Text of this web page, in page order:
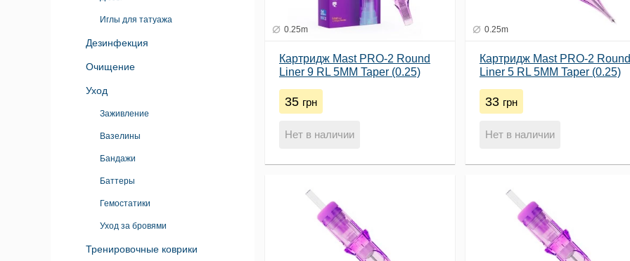
Иглы для татуажа
Дезинфекция
Очищение
Уход
Заживление
Вазелины
Бандажи
Баттеры
Гемостатики
Уход за бровями
Тренировочные коврики
0.25m
Картридж Mast PRO-2 Round
Liner 9 RL 5MM Taper (0.25)
35 грн
Нет в наличии
0.25m
Картридж Mast PRO-2 Round
Liner 5 RL 5MM Taper (0.25)
33 грн
Нет в наличии